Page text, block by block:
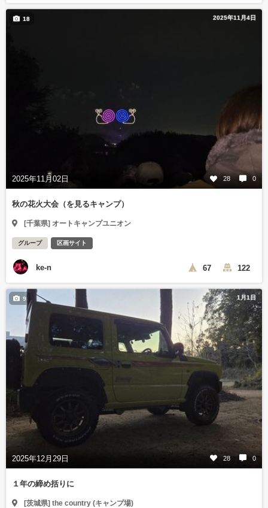
2025年11月4日
2025年11月02日 28 0
18
秋の花火大会（を見るキャンプ）
[千葉県] オートキャンプユニオン
グループ 区画サイト
ke-n 67 122
1月1日
2025年12月29日 28 0
9
１年の締め括りに
[茨城県] the country (キャンプ場)